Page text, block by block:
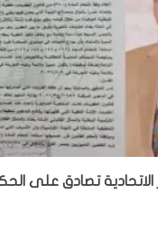
تصادق على